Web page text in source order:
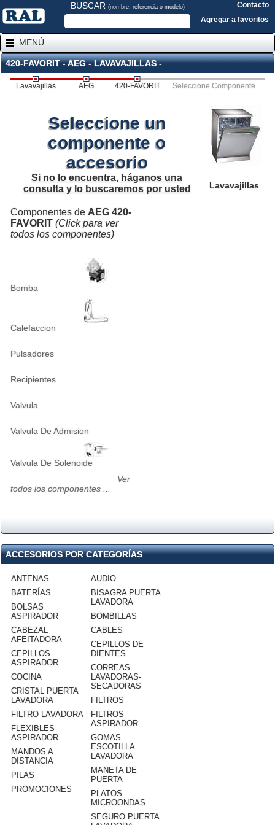
BUSCAR (nombre, referencia o modelo)
Contacto
Agregar a favoritos
MENÚ
420-FAVORIT - AEG - LAVAVAJILLAS -
Lavavajillas AEG 420-FAVORIT Seleccione Componente
Lavavajillas
Seleccione un
componente o
accesorio
Si no lo encuentra, háganos una
consulta y lo buscaremos por usted
Componentes de AEG 420-
FAVORIT (Click para ver
todos los componentes)
Bomba
Calefaccion
Pulsadores
Recipientes
Valvula
Valvula De Admision
Valvula De Solenoide
Ver
todos los componentes ...
ACCESORIOS POR CATEGORÍAS
ANTENAS
BATERÍAS
BOLSAS
ASPIRADOR
CABEZAL
AFEITADORA
CEPILLOS
ASPIRADOR
COCINA
CRISTAL PUERTA
LAVADORA
FILTRO LAVADORA
FLEXIBLES
ASPIRADOR
MANDOS A
DISTANCIA
PILAS
PROMOCIONES
AUDIO
BISAGRA PUERTA
LAVADORA
BOMBILLAS
CABLES
CEPILLOS DE
DIENTES
CORREAS
LAVADORAS-
SECADORAS
FILTROS
FILTROS
ASPIRADOR
GOMAS
ESCOTILLA
LAVADORA
MANETA DE
PUERTA
PLATOS
MICROONDAS
SEGURO PUERTA